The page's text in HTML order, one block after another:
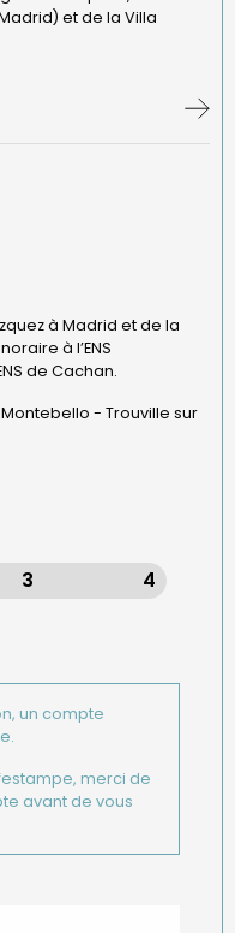
et de la Villa
à Madrid et de la
à l’ENS
de Cachan.
- Trouville sur
un compte
merci de
avant de vous